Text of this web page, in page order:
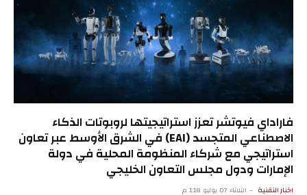
فاراداي فيوتشر تعزز استراتيجيتها لروبوتات الذكاء
الاصطناعي المتجسد (EAI) في الشرق الأوسط عبر تعاون
استراتيجي مع شركاء المنظومة المحلية في دولة
الإمارات ودول مجلس التعاون الخليجي
اخبار التقنية الثلاثاء 07 يوليو 1:18 م